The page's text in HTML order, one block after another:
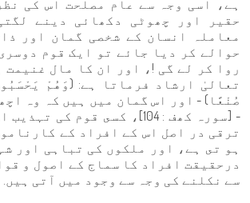
ہے، اسی وجہ سے عام مصلحت اس کی
حقیر اور چھوٹی دکھائی دینے
معاملہ انسان کے شخصی گمان اور
حوالے کر دیا جائے تو ایک قوم
روا کر لے گی !، اور ان كا مال غنیمت
تعالیٰ ارشاد فرماتا ہے: (وَهُمْ
صُنْعًا) - اور اس گمان میں ہیں کہ وہ
- [سورہ کھف : 104]، كسى قوم کی
ترقی در اصل اس کے افراد کے
ہو تى ہے، اور ملکوں کی تباہی اور
درحقیقت افراد کا سماج کے اصول و
سے نکلنے کی وجہ سے وجود میں آتی ہيں.